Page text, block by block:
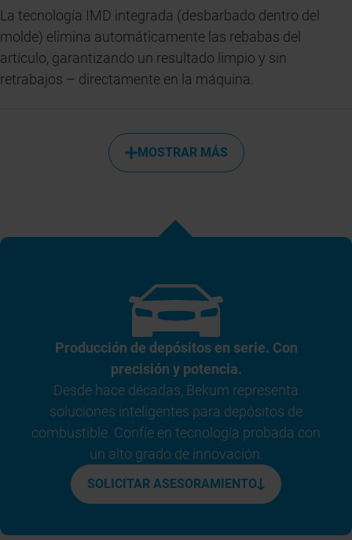
La tecnología IMD integrada (desbarbado dentro del
molde) elimina automáticamente las rebabas del
artículo, garantizando un resultado limpio y sin
retrabajos – directamente en la máquina.
MOSTRAR MÁS
Producción de depósitos en serie. Con
precisión y potencia.
Desde hace décadas, Bekum representa
soluciones inteligentes para depósitos de
combustible. Confíe en tecnología probada con
un alto grado de innovación.
SOLICITAR ASESORAMIENTO